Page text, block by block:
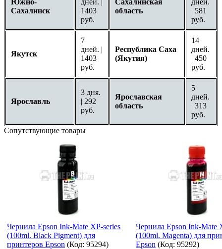
Сахалинск
1403
руб.
область
| 581
руб.
Якутск
7
дней. |
1403
руб.
Республика Саха
(Якутия)
14
дней.
| 450
руб.
Ярославль
3 дня.
| 292
руб.
Ярославская
область
5
дней.
| 313
руб.
Сопутствующие товары
Чернила Epson Ink-Mate XP-series
(100ml. Black Pigment) для
принтеров Epson (Код: 95294)
Чернила Epson Ink-Mate
(100ml. Magenta) для
Epson (Код: 95292)